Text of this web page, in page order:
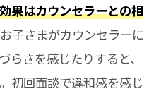
果はカウンセラーとの相
子さまがカウンセラーに
らさを感じたりすると、
初回面談で違和感を感じ